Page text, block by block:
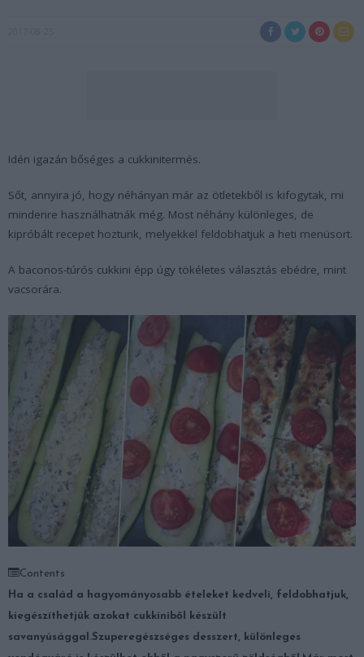
Idén igazán bőséges a cukkinitermés.
Sőt, annyira jó, hogy néhányan már az ötletekből is kifogytak, mi
mindenre használhatnák még. Most néhány különleges, de
kipróbált recepet hoztunk, melyekkel feldobhatjuk a heti menüsort.
A baconos-túrós cukkini épp úgy tökéletes választás ebédre, mint
vacsorára.
Contents
Ha a család a hagyományosabb ételeket kedveli, feldobhatjuk,
kiegészíthetjük azokat cukkiniből készült
savanyúsággal.Szuperegészséges desszert, különleges